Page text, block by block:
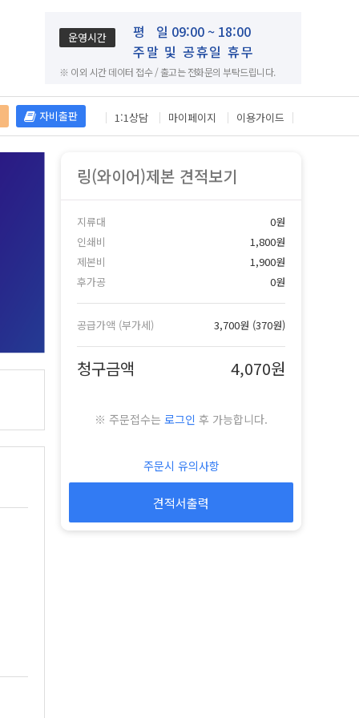
운영시간 평
일 09:00 ~ 18:00
주말 및 공휴일 휴무
※ 이외 시간 데이터 접수 / 출고는 전화문의 부탁드립니다.
자비출판 1:1상담 마이페이지 이용가이드
링(와이어)제본 견적보기
지류대
0원
인쇄비
1,800원
제본비
1,900원
후가공
0원
공급가액 (부가세) 3,700원 (370원)
청구금액 4,070원
※ 주문접수는 로그인 후 가능합니다.
주문시 유의사항
견적서출력